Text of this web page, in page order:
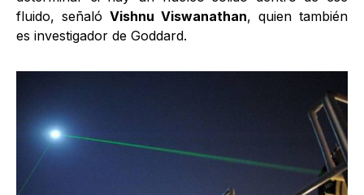
fluido, señaló Vishnu Viswanathan, quien también
es investigador de Goddard.